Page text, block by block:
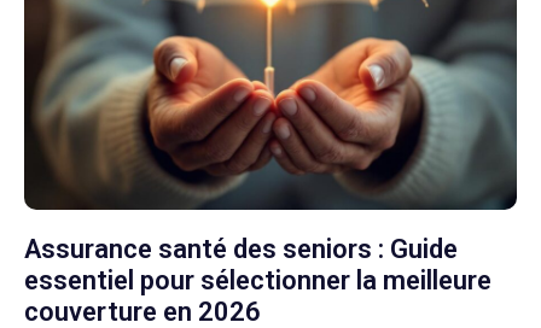
Assurance santé des seniors : Guide
essentiel pour sélectionner la meilleure
couverture en 2026